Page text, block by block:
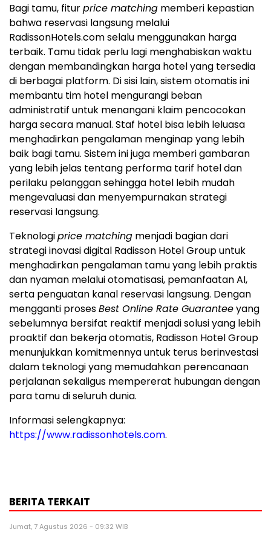
Bagi tamu, fiturprice matching memberi kepastian
bahwa reservasi langsung melalui
RadissonHotels.com selalu menggunakan harga
terbaik. Tamu tidak perlu lagi menghabiskan waktu
dengan membandingkan harga hotel yang tersedia
di berbagai platform. Di sisi lain, sistem otomatis ini
membantu tim hotel mengurangi beban
administratif untuk menangani klaim pencocokan
harga secara manual. Staf hotel bisa lebih leluasa
menghadirkan pengalaman menginap yang lebih
baik bagi tamu. Sistem ini juga memberi gambaran
yang lebih jelas tentang performa tarif hotel dan
perilaku pelanggan sehingga hotel lebih mudah
mengevaluasi dan menyempurnakan strategi
reservasi langsung.
Teknologiprice matching menjadi bagian dari
strategi inovasi digital Radisson Hotel Group untuk
menghadirkan pengalaman tamu yang lebih praktis
dan nyaman melalui otomatisasi, pemanfaatan AI,
serta penguatan kanal reservasi langsung. Dengan
mengganti prosesBest Online Rate Guaranteeyang
sebelumnya bersifat reaktif menjadi solusi yang lebih
proaktif dan bekerja otomatis, Radisson Hotel Group
menunjukkan komitmennya untuk terus berinvestasi
dalam teknologi yang memudahkan perencanaan
perjalanan sekaligus mempererat hubungan dengan
para tamu di seluruh dunia.
Informasi selengkapnya:
https://www.radissonhotels.com.
BERITA TERKAIT
Jumat, 7 Agustus 2026 - 09:32 WIB